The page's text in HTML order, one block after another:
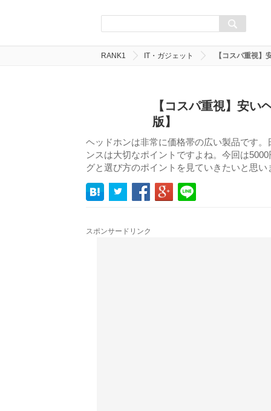
RANK1 IT・ガジェット 【コスパ重視
【コスパ重視】安い
版】
ヘッドホンは非常に価格帯の広い製品です
ンスは大切なポイントですよね。今回は
グと選び方のポイントを見ていきたいと思い
スポンサードリンク